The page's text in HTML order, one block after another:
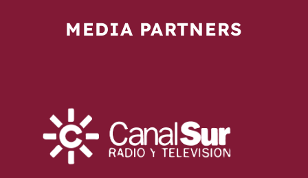
MEDIA PARTNERS